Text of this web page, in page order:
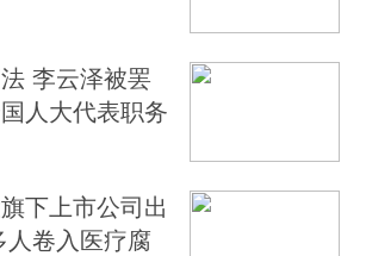
李云泽被罢
人大代表职务
下上市公司出
卷入医疗腐